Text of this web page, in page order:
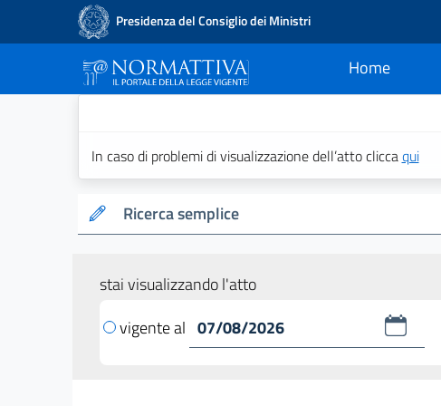
Presidenza del Consiglio dei Ministri
Home
current
In caso di problemi di visualizzazione dell’atto cliccaqui
Ricerca semplice
stai visualizzando l'atto
vigente al